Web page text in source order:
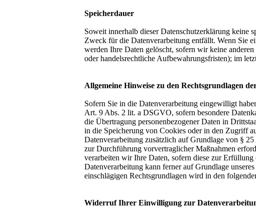
Speicherdauer
Soweit innerhalb dieser Datenschutzerklärung keine
Zweck für die Datenverarbeitung entfällt. Wenn Sie
werden Ihre Daten gelöscht, sofern wir keine
oder handelsrechtliche Aufbewahrungsfristen); im
Allgemeine Hinweise zu den Rechtsgrundlagen
Sofern Sie in die Datenverarbeitung eingewilligt
Art. 9 Abs. 2 lit. a DSGVO, sofern besondere
die Übertragung personenbezogener Daten in
in die Speicherung von Cookies oder in den Zugriff
Datenverarbeitung zusätzlich auf Grundlage von §
zur Durchführung vorvertraglicher Maßnahmen
verarbeiten wir Ihre Daten, sofern diese zur
Datenverarbeitung kann ferner auf Grundlage
einschlägigen Rechtsgrundlagen wird in den
Widerruf Ihrer Einwilligung zur